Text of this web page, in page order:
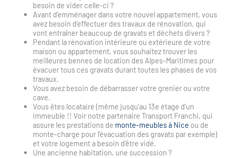
besoin de vider celle-ci ?
Avant d’emménager dans votre nouvel appartement, vous
avez besoin d’effectuer des travaux de rénovation, qui
vont entraîner beaucoup de gravats et déchets divers ?
Pendant la rénovation intérieure ou extérieure de votre
maison ou appartement, vous souhaitez trouver les
meilleures bennes de location des Alpes-Maritimes pour
évacuer tous ces gravats durant toutes les phases de vos
travaux.
Vous avez besoin de débarrasser votre grenier ou votre
cave.
Vous êtes locataire (même jusqu’au 13e étage d’un
immeuble !! Voir notre partenaire Transport Franchi, qui
assure les prestations de monte-meubles à Nice ou de
monte-charge pour l’évacuation des gravats par exemple)
et votre logement a besoin d’être vidé.
Une ancienne habitation, une succession ?